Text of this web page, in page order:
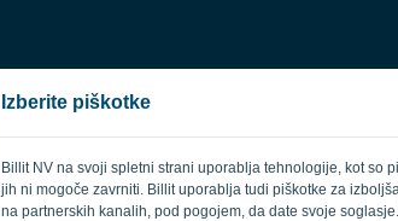
Izberite piškotke
Billit NV na svoji spletni strani uporablja tehnologije, kot so
jih ni mogoče zavrniti. Billit uporablja tudi piškotke za
na partnerskih kanalih, pod pogojem, da date svoje